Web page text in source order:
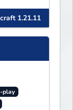
with
1.21.11
play